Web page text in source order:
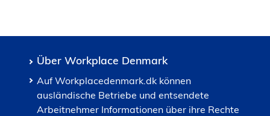
Über Workplace Denmark
Auf Workplacedenmark.dk können
ausländische Betriebe und entsendete
Arbeitnehmer Informationen über ihre Rechte